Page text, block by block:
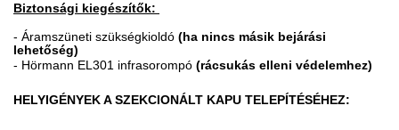
Biztonsági kiegészítők:
- Áramszüneti szükségkioldó (ha nincs másik bejárási
lehetőség)
- Hörmann EL301 infrasorompó (rácsukás elleni védelemhez)
HELYIGÉNYEK A SZEKCIONÁLT KAPU TELEPÍTÉSÉHEZ: